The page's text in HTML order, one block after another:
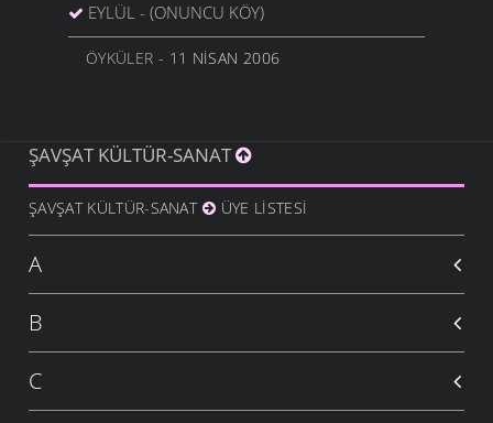
EYLÜL - (ONUNCU KÖY)
ÖYKÜLER - 11 NISAN 2006
ŞAVŞAT KÜLTÜR-SANAT
ŞAVŞAT KÜLTÜR-SANAT ÜYE LISTESI
A
B
C